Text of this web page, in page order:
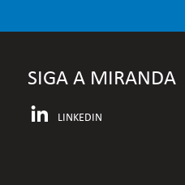
SIGA A MIRANDA
LINKEDIN